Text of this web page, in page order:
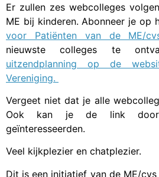
Er zullen zes webcolleges
ME bij kinderen. Abonneer je op
voor Patiënten van de ME/
nieuwste colleges te
uitzendplanning op de
Vereniging.
Vergeet niet dat je alle
Ook kan je de link
geïnteresseerden.
Veel kijkplezier en chatplezier.
Dit is een initiatief van de ME/cvs